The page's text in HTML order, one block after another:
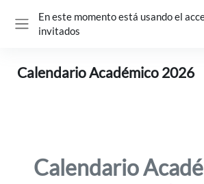
Panel lateral
En este momento está usando el
invitados
Calendario Académico 2026
Calendario